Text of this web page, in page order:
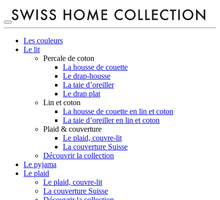
Les couleurs
Le lit
Percale de coton
La housse de couette
Le drap-housse
La taie d’oreiller
Le drap plat
Lin et coton
La housse de couette en lin et coton
La taie d’oreiller en lin et coton
Plaid & couverture
Le plaid, couvre-lit
La couverture Suisse
Découvrir la collection
Le pyjama
Le plaid
Le plaid, couvre-lit
La couverture Suisse